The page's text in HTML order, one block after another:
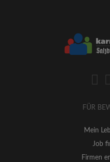
FÜR
Mein
Job
Firmen